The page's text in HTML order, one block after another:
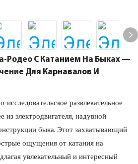
Родео С Катанием На Быках —
Для Карнавалов И
развлекательное
из электродвигателя, надувной
быка. Этот захватывающий
ощущения от катания на
увлекательный и интересный